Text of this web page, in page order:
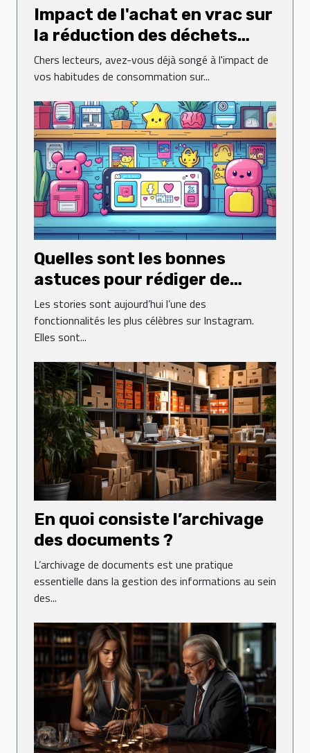
Impact de l'achat en vrac sur
la réduction des déchets
ménagers
Chers lecteurs, avez-vous déjà songé à l'impact de
vos habitudes de consommation sur...
Quelles sont les bonnes
astuces pour rédiger de
jolies stories sur Instagram ?
Les stories sont aujourd’hui l’une des
fonctionnalités les plus célèbres sur Instagram.
Elles sont...
En quoi consiste l’archivage
des documents ?
L’archivage de documents est une pratique
essentielle dans la gestion des informations au sein
des...